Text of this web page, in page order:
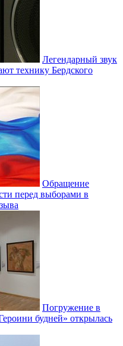
Легендарный звук
технику Бердского
Обращение
перед выборами в
Погружение в
будней» открылась